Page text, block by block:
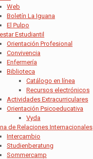
Web
Boletín La Iguana
El Pulpo
Estudiantil
Orientación Profesional
Convivencia
Enfermería
Biblioteca
Catálogo en línea
Recursos electrónicos
Actividades Extracurriculares
Orientación Psicoeducativa
Vyda
de Relaciones Internacionales
Intercambio
Studienberatung
Sommercamp